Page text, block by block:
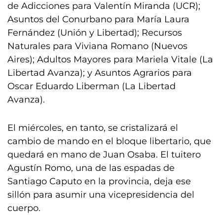
de Adicciones para Valentín Miranda (UCR);
Asuntos del Conurbano para María Laura
Fernández (Unión y Libertad); Recursos
Naturales para Viviana Romano (Nuevos
Aires); Adultos Mayores para Mariela Vitale (La
Libertad Avanza); y Asuntos Agrarios para
Oscar Eduardo Liberman (La Libertad
Avanza).
El miércoles, en tanto, se cristalizará el
cambio de mando en el bloque libertario, que
quedará en mano de Juan Osaba. El tuitero
Agustín Romo, una de las espadas de
Santiago Caputo en la provincia, deja ese
sillón para asumir una vicepresidencia del
cuerpo.